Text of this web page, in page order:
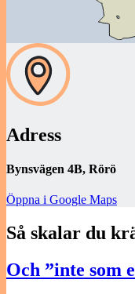
Adress
Bynsvägen 4B, Rörö
Öppna i Google Maps
Så skalar du
Och ”inte som